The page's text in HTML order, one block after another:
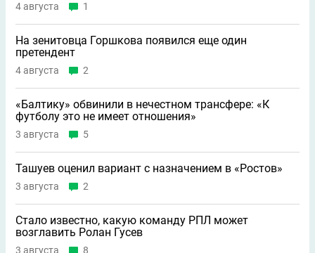
4 августа 1
На зенитовца Горшкова появился еще один
претендент
4 августа 2
«Балтику» обвинили в нечестном трансфере: «К
футболу это не имеет отношения»
3 августа 5
Ташуев оценил вариант с назначением в «Ростов»
3 августа 2
Стало известно, какую команду РПЛ может
возглавить Ролан Гусев
3 августа 8